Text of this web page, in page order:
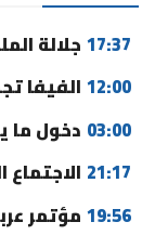
17:37 جلالة
12:00 الفيفا
03:00 دخول ما يفوق 2,7
21:17
19:56 مؤتمر